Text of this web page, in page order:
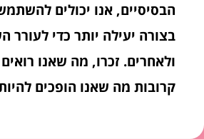
הבסיסיים, אנו יכולים
בצורה יעילה יותר כדי לעורר
ולאחרים. זכרו, מה שאנו
קרובות מה שאנו הופכים